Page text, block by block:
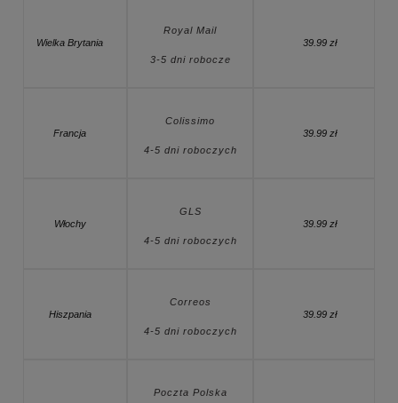
Wielka Brytania
Royal Mail
3-5 dni robocze
39.99 zł
Francja
Colissimo
4-5 dni roboczych
39.99 zł
Włochy
GLS
4-5 dni roboczych
39.99 zł
Hiszpania
Correos
4-5 dni roboczych
39.99 zł
Poczta Polska